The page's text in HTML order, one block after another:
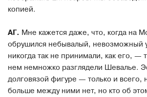
копией.
АГ. Мне кажется даже, что, когда на
обрушился небывалый, невозможный
никогда так не принимали, как его, —
нем немножко разглядели Шевалье.
долговязой фигуре — только и всего,
больше между ними нет, но кто об